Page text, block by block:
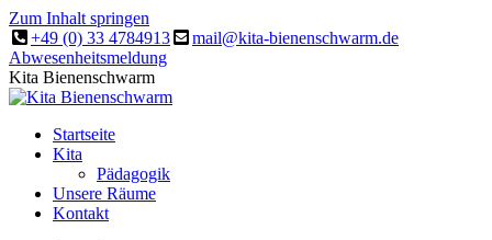
Zum Inhalt springen
+49 (0) 33 4784913
mail@kita-bienenschwarm.de
Abwesenheitsmeldung
Kita Bienenschwarm
Startseite
Kita
Pädagogik
Unsere Räume
Kontakt